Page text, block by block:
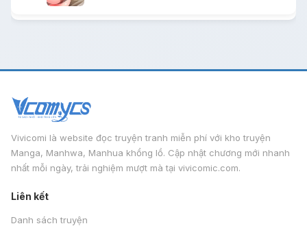
Vivicomi là website đọc truyện tranh miễn phí với kho truyện
Manga, Manhwa, Manhua khổng lồ. Cập nhật chương mới nhanh
nhất mỗi ngày, trải nghiệm mượt mà tại vivicomic.com.
Liên kết
Danh sách truyện